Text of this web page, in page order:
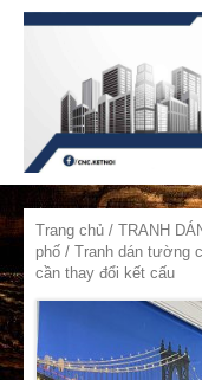
Trang chủ / TRANH
phố / Tranh dán tường
cần thay đổi kết cấu